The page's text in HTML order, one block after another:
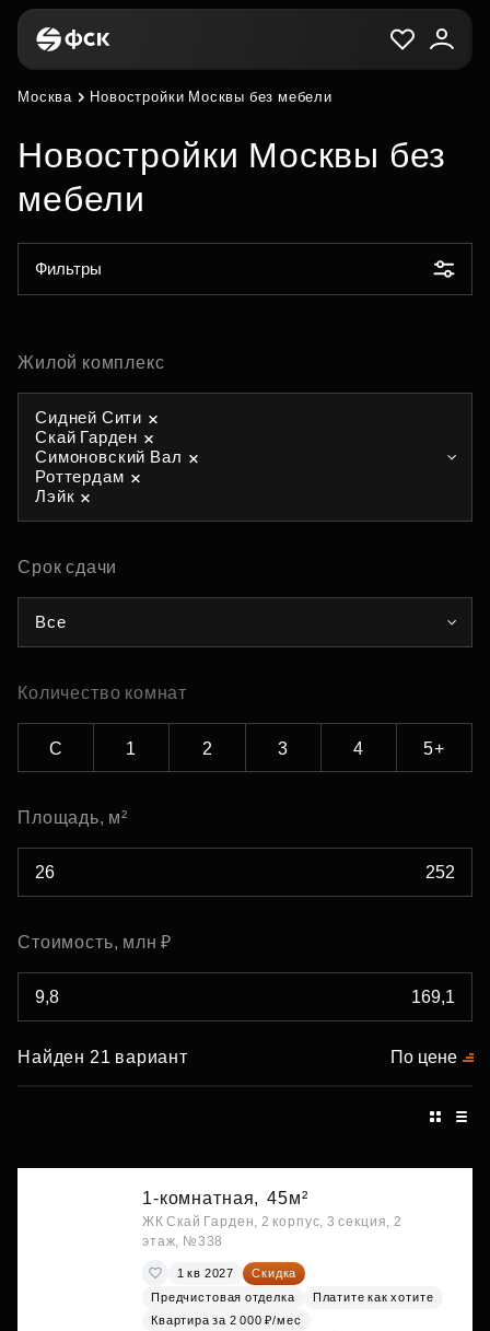
Москва Новостройки Москвы без мебели
Новостройки Москвы без
мебели
Фильтры
Жилой комплекс
Сидней Сити
Скай Гарден
Симоновский Вал
Роттердам
Лэйк
Срок сдачи
Все
Количество комнат
С 1 2 3 4 5+
Площадь, м²
Стоимость, млн ₽
Найден 21 вариант По цене
1-комнатная, 45м²
ЖК Скай Гарден, 2 корпус, 3 секция, 2
этаж, №338
1 кв 2027
Скидка
Предчистовая отделка
Платите как хотите
Квартира за 2 000 ₽/мес